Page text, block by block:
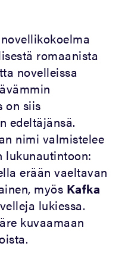
novellikokoelma
romaanista
novelleissa
on siis
edeltäjänsä.
nimi valmistelee
lukunautintoon:
erään vaeltavan
myös Kafka
lukiessa.
kuvaamaan